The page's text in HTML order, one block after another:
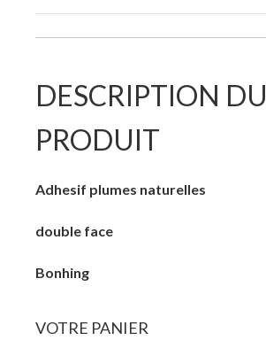
DESCRIPTION DU
PRODUIT
Adhesif plumes naturelles
double face
Bonhing
VOTRE PANIER